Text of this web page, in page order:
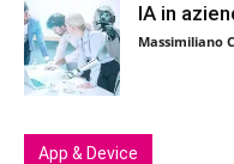
IA in
Massimiliano
App & Device